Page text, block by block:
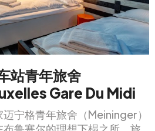
站青年旅舍
Gare Du Midi
宁格青年旅舍（Meininger）